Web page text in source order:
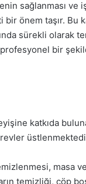
sağlanması ve
bir önem taşır. Bu
sürekli olarak
bir
katkıda
masa ve
temizliği, çöp